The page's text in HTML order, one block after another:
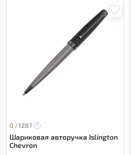
0 /1287
Шариковая авторучка Islington
Chevron